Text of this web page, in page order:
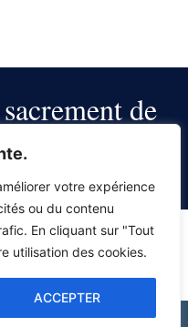
votre expérience
ou du contenu
En cliquant sur "Tout
utilisation des cookies.
ACCEPTER
de